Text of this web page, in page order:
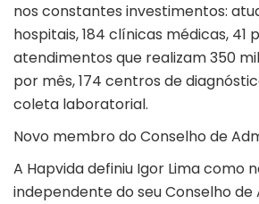
nos constantes investimentos:
hospitais, 184 clínicas médicas, 41
atendimentos que realizam 350
por mês, 174 centros de
coleta laboratorial.
Novo membro do Conselho de
A Hapvida definiu Igor Lima como
independente do seu Conselho de